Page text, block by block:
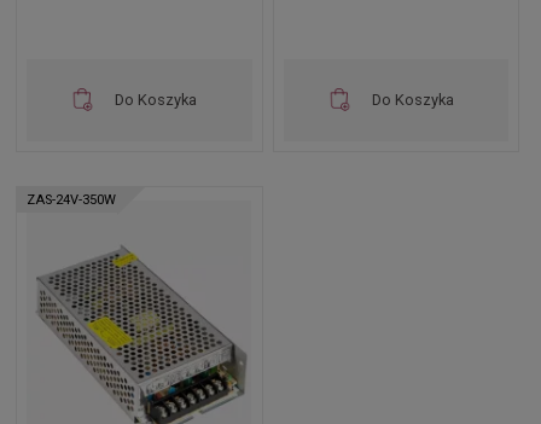
Do Koszyka Do Koszyka
ZAS-24V-350W